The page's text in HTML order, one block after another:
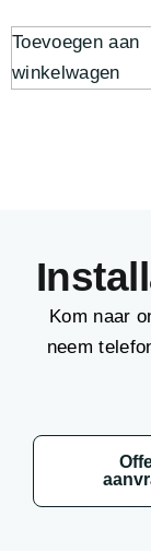
Toevoegen aan
winkelwagen
Kom naar
neem